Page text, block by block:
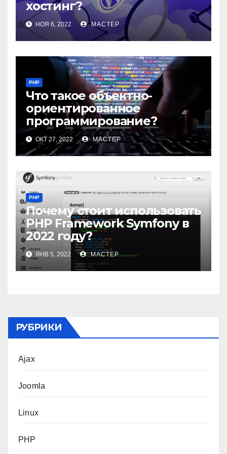
хостинг?
НОЯ 6, 2022 МАСТЕР
PHP
Что такое объектно-
ориентированное
программирование?
ОКТ 27, 2022 МАСТЕР
PHP
Почему стоит использовать
PHP Framework Symfony в
2022 году?
ЯНВ 5, 2022 МАСТЕР
РУБРИКИ
Ajax
Joomla
Linux
PHP